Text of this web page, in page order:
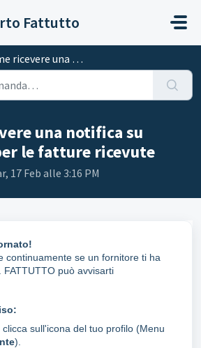
Fattutto
una notifica su Fattutto per le fatture ric...
una notifica su
le fatture ricevute
17 Feb alle 3:16 PM
continuamente se un fornitore ti ha
può avvisarti
sull'icona del tuo profilo (Menu
).